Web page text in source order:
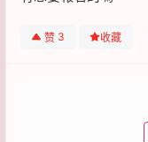
赞 3 收藏